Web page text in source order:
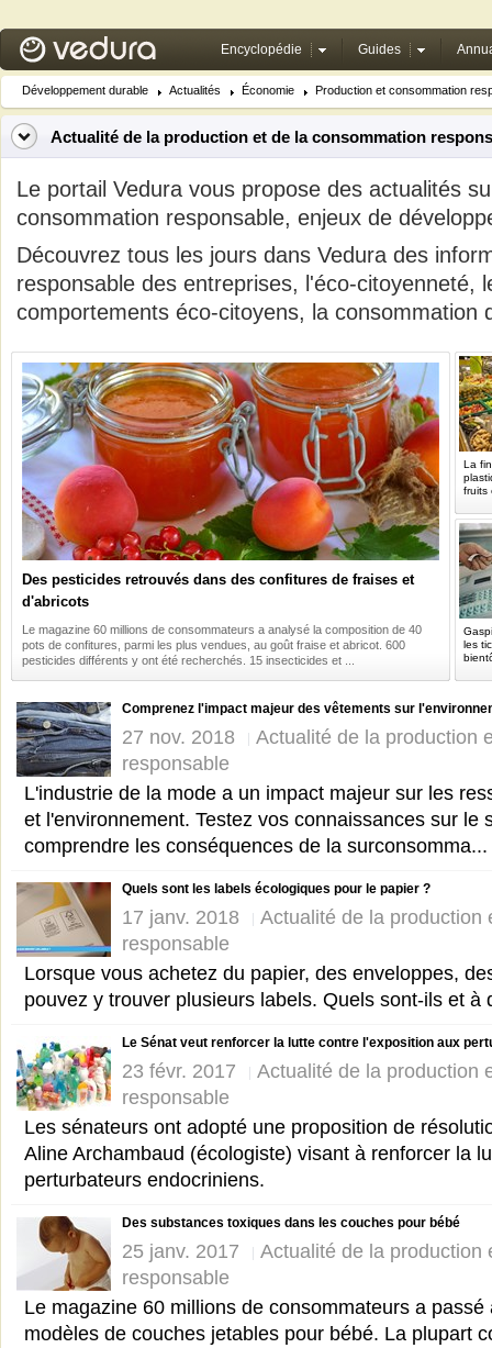
Encyclopédie Guides
Développement durable Actualités Économie Production et consommation
Actualité de la production et de la consommation
Le portail Vedura vous propose des actualités
consommation responsable, enjeux de
Découvrez tous les jours dans Vedura des
responsable des entreprises, l'éco-citoyenneté,
comportements éco-citoyens, la consommation
Des pesticides retrouvés dans des confitures de fraises et
d'abricots
Le magazine 60 millions de consommateurs a analysé la composition de 40
pots de confitures, parmi les plus vendues, au goût fraise et abricot. 600
pesticides différents y ont été recherchés. 15 insecticides et ...
La
fruits
les
Comprenez l'impact majeur des vêtements sur
27 nov. 2018
Actualité de la production
responsable
L'industrie de la mode a un impact majeur sur les
et l'environnement. Testez vos connaissances sur le
comprendre les conséquences de la surconsomma...
Quels sont les labels écologiques pour le papier ?
17 janv. 2018
Actualité de la production
responsable
Lorsque vous achetez du papier, des enveloppes,
pouvez y trouver plusieurs labels. Quels sont-ils et à
Le Sénat veut renforcer la lutte contre l'exposition aux
23 févr. 2017
Actualité de la production
responsable
Les sénateurs ont adopté une proposition de
Aline Archambaud (écologiste) visant à renforcer la
perturbateurs endocriniens.
Des substances toxiques dans les couches pour bébé
25 janv. 2017
Actualité de la production
responsable
Le magazine 60 millions de consommateurs a passé
modèles de couches jetables pour bébé. La plupart